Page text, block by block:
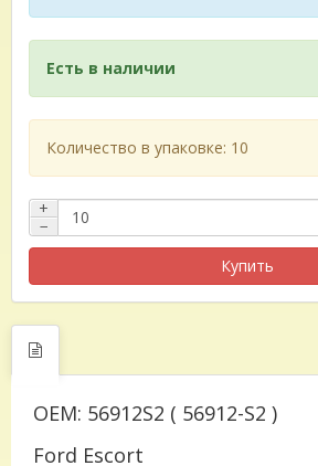
Есть в наличии
Количество в упаковке: 10
+
−
Купить
OEM: 56912S2 ( 56912-S2 )
Ford Escort